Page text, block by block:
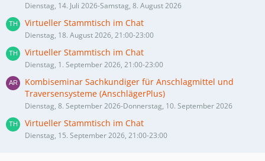
Dienstag, 14. Juli 2026-Samstag, 8. August 2026
Virtueller Stammtisch im Chat
Dienstag, 18. August 2026, 21:00-23:00
Virtueller Stammtisch im Chat
Dienstag, 1. September 2026, 21:00-23:00
Kombiseminar Sachkundiger für Anschlagmittel und
Traversensysteme (AnschlägerPlus)
Dienstag, 8. September 2026-Donnerstag, 10. September 2026
Virtueller Stammtisch im Chat
Dienstag, 15. September 2026, 21:00-23:00